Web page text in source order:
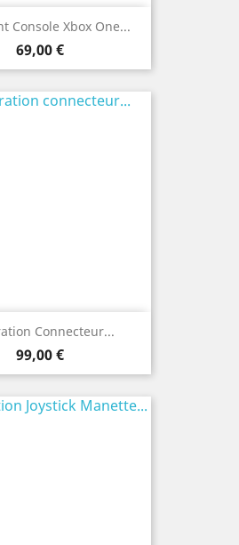
Console Xbox One...
Prix
69,00 €
Connecteur...
Prix
99,00 €